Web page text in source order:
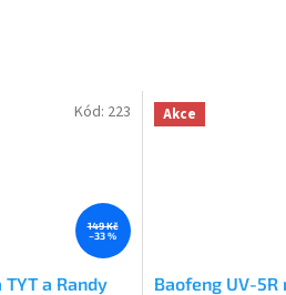
149 Kč
–33 %
a Randy
Kód: 223 Akce
Baofeng UV-5R